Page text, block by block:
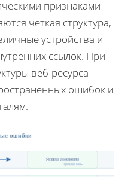
признаками
четкая структура,
устройства и
ссылок. При
веб-ресурса
ошибок и
ошибки
Ясная иерархия
Простая сеть